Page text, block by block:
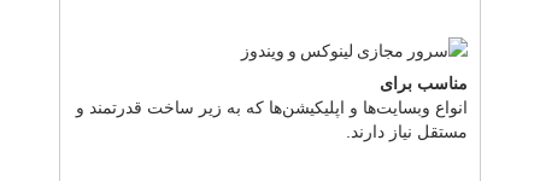
مناسب برای
انواع وبسایت‌ها و اپلیکیشن‌ها که به زیر ساخت قدرتمند و
مستقل نیاز دارند.